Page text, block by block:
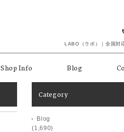
LABO（ラボ）｜全国対
Shop Info Blog
Category
Blog
(1,690)